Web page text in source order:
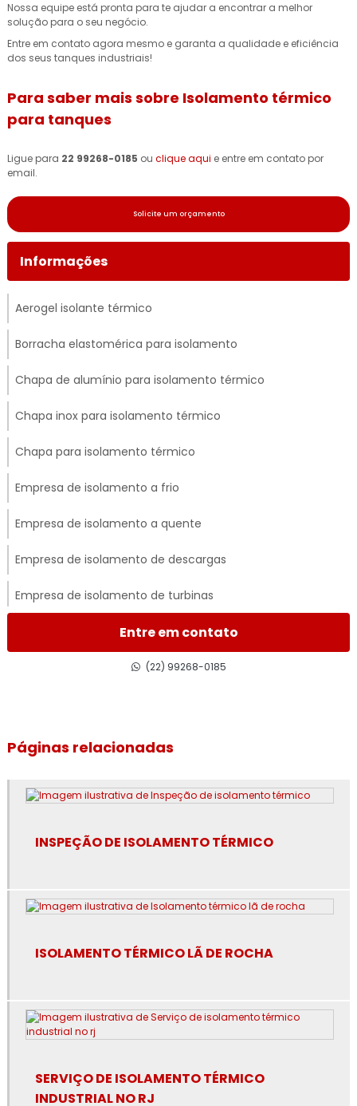
Nossa equipe está pronta para te ajudar a encontrar a melhor
solução para o seu negócio.
Entre em contato agora mesmo e garanta a qualidade e eficiência
dos seus tanques industriais!
Para saber mais sobre Isolamento térmico
para tanques
Ligue para 22 99268-0185 ou clique aqui e entre em contato por
email.
Solicite um orçamento
Informações
Aerogel isolante térmico
Borracha elastomérica para isolamento
Chapa de alumínio para isolamento térmico
Chapa inox para isolamento térmico
Chapa para isolamento térmico
Empresa de isolamento a frio
Empresa de isolamento a quente
Empresa de isolamento de descargas
Empresa de isolamento de turbinas
Empresa de isolamento térmico
Empresa de isolamento térmico de dutos
Empresa de isolamento térmico industrial no rj
Empresa de revestimento de poliuretano
Empresa de revestimento térmico
Empresa especialista em isolamento térmico industrial
Especialista em isolamento térmico industrial no rj
Espuma de poliuretano para isolamento térmico
Entre em contato
(22) 99268-0185
Páginas relacionadas
INSPEÇÃO DE ISOLAMENTO TÉRMICO
ISOLAMENTO TÉRMICO LÃ DE ROCHA
SERVIÇO DE ISOLAMENTO TÉRMICO
INDUSTRIAL NO RJ